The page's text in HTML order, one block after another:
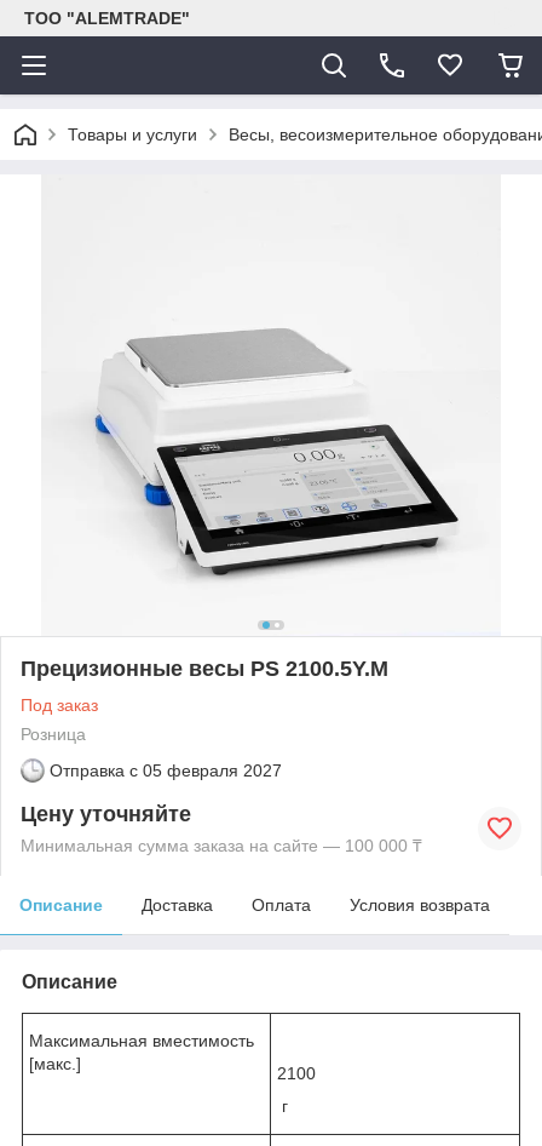
ТОО "ALEMTRADE"
Товары и услуги Весы, весоизмерительное
Прецизионные весы PS 2100.5Y.M
Под заказ
Розница
Отправка с 05 февраля 2027
Цену уточняйте
Минимальная сумма заказа на сайте — 100 000 ₸
Описание Доставка Оплата Условия возврата
Описание
Максимальная вместимость
[макс.]
2100
г